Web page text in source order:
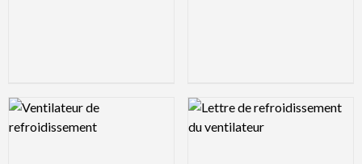
Logo Preview Image Logo Preview Image